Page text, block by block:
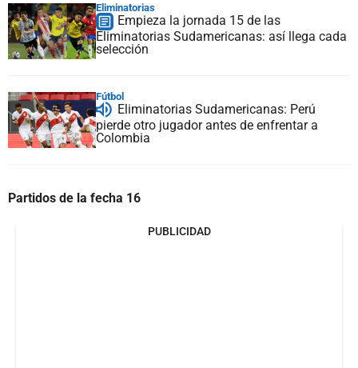
Eliminatorias
Empieza la jornada 15 de las
Eliminatorias Sudamericanas: así llega cada
selección
Fútbol
Eliminatorias Sudamericanas: Perú
pierde otro jugador antes de enfrentar a
Colombia
Partidos de la fecha 16
PUBLICIDAD